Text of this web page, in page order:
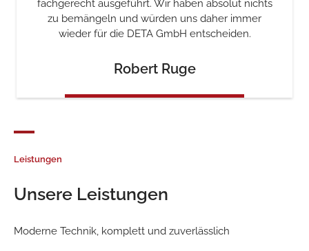
kurzfristige Kontaktaufnahme möglich und
Fragen konnten geklärt werden.
Leistungen
Unsere Leistungen
Moderne Technik, komplett und zuverlässlich